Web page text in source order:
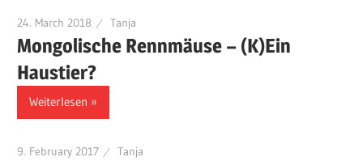
24. March 2018 Tanja
Mongolische Rennmäuse – (K)Ein
Haustier?
Weiterlesen
9. February 2017 Tanja